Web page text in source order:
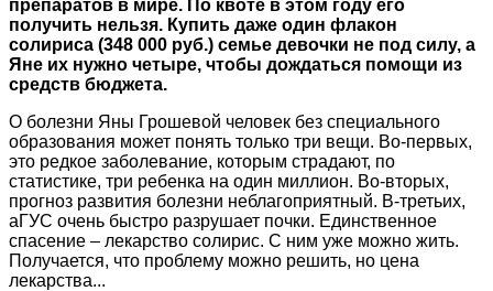
препаратов в мире. По квоте в этом году его
получить нельзя. Купить даже один флакон
солириса (348 000 руб.) семье девочки не под силу, а
Яне их нужно четыре, чтобы дождаться помощи из
средств бюджета.
О болезни Яны Грошевой человек без специального
образования может понять только три вещи. Во-первых,
это редкое заболевание, которым страдают, по
статистике, три ребенка на один миллион. Во-вторых,
прогноз развития болезни неблагоприятный. В-третьих,
аГУС очень быстро разрушает почки. Единственное
спасение – лекарство солирис. С ним уже можно жить.
Получается, что проблему можно решить, но цена
лекарства...